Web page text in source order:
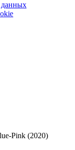
данных
Pink (2020)